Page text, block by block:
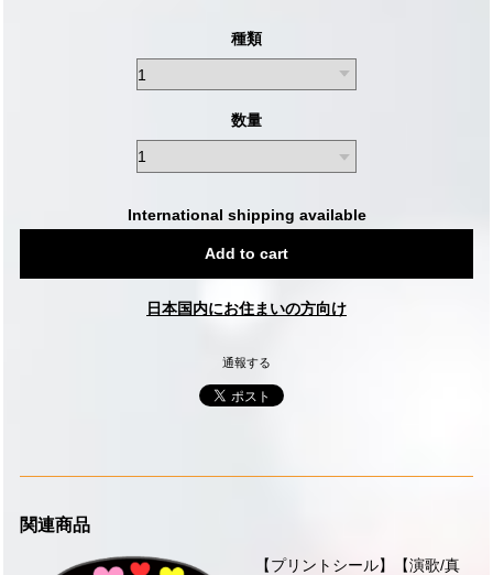
種類
数量
International shipping available
Add to cart
日本国内にお住まいの方向け
通報する
関連商品
【プリントシール】【演歌/真